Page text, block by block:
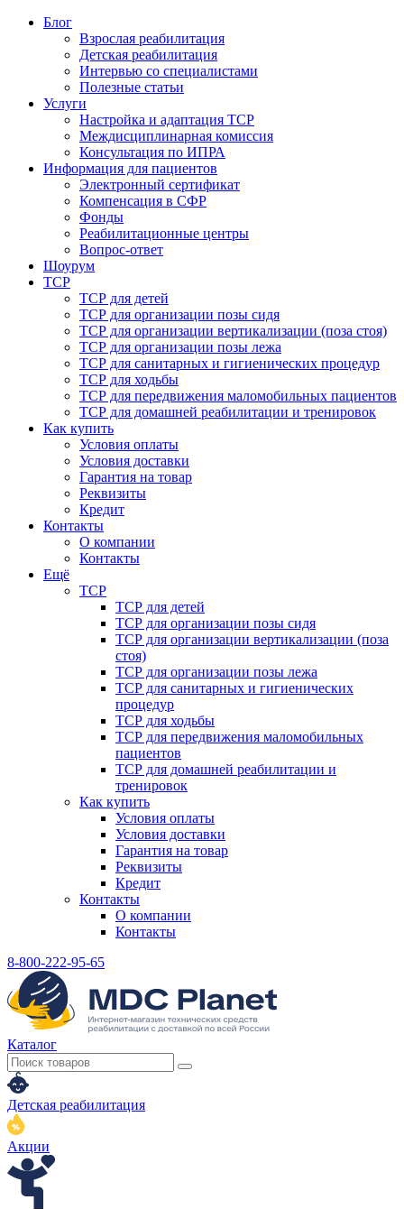
Блог
Взрослая реабилитация
Детская реабилитация
Интервью со специалистами
Полезные статьи
Услуги
Настройка и адаптация ТСР
Междисциплинарная комиссия
Консультация по ИПРА
Информация для пациентов
Электронный сертификат
Компенсация в СФР
Фонды
Реабилитационные центры
Вопрос-ответ
Шоурум
ТСР
ТСР для детей
ТСР для организации позы сидя
ТСР для организации вертикализации (поза стоя)
ТСР для организации позы лежа
ТСР для санитарных и гигиенических процедур
ТСР для ходьбы
ТСР для передвижения маломобильных пациентов
ТСР для домашней реабилитации и тренировок
Как купить
Условия оплаты
Условия доставки
Гарантия на товар
Реквизиты
Кредит
Контакты
О компании
Контакты
Ещё
ТСР
ТСР для детей
ТСР для организации позы сидя
ТСР для организации вертикализации (поза
стоя)
ТСР для организации позы лежа
ТСР для санитарных и гигиенических
процедур
ТСР для ходьбы
ТСР для передвижения маломобильных
пациентов
ТСР для домашней реабилитации и
тренировок
Как купить
Условия оплаты
Условия доставки
Гарантия на товар
Реквизиты
Кредит
Контакты
О компании
Контакты
8-800-222-95-65
Каталог
Детская реабилитация
Акции